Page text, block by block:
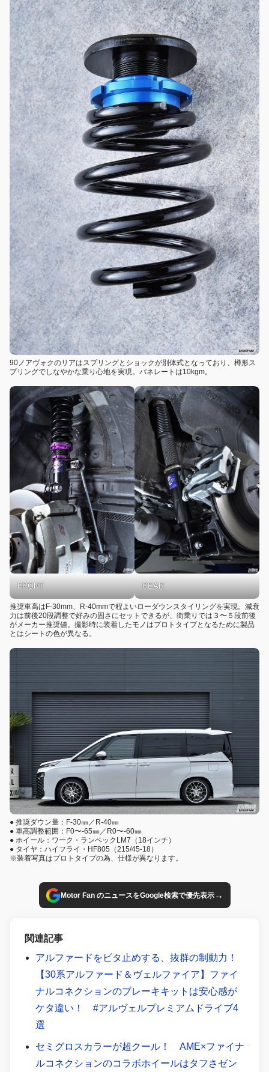
90ノアヴォクのリアはスプリングとショックが別体式となっており、樽形ス
プリングでしなやかな乗り心地を実現。バネレートは10kgm。
FRONT REAR
推奨車高はF-30mm、R-40mmで程よいローダウンスタイリングを実現。減衰
力は前後20段調整で好みの固さにセットできるが、街乗りでは３〜５段前後
がメーカー推奨値。撮影時に装着したモノはプロトタイプとなるために製品
とはシートの色が異なる。
● 推奨ダウン量：F-30㎜／R-40㎜
● 車高調整範囲：F0〜-65㎜／R0〜-60㎜
● ホイール：ワーク・ランベックLM7（18インチ）
● タイヤ：ハイフライ・HF805（215/45-18）
※装着写真はプロトタイプの為、仕様が異なります。
Motor Fan のニュースをGoogle検索で優先表示→
関連記事
アルファードをビタ止めする、抜群の制動力！
【30系アルファード＆ヴェルファイア】ファイ
ナルコネクションのブレーキキットは安心感が
ケタ違い！ #アルヴェルプレミアムドライブ4
選
セミグロスカラーが超クール！ AME×ファイナ
ルコネクションのコラボホイールはタフさゼン